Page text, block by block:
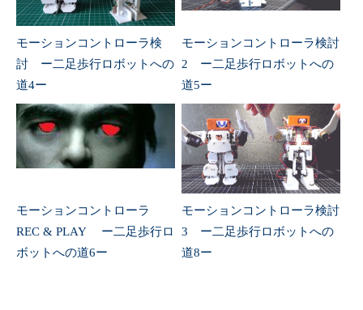
モーションコントローラ検
討 ー二足歩行ロボットへの
道4ー
モーションコントローラ検討
2 ー二足歩行ロボットへの
道5ー
モーションコントローラ
REC & PLAY ー二足歩行ロ
ボットへの道6ー
モーションコントローラ検討
3 ー二足歩行ロボットへの
道8ー